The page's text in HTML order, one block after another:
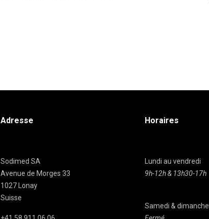
Adresse
Sodimed SA
Avenue de Morges 33
1027 Lonay
Suisse
Horaires
Lundi au vendredi
9h-12h & 13h30-17h
Samedi & dimanche